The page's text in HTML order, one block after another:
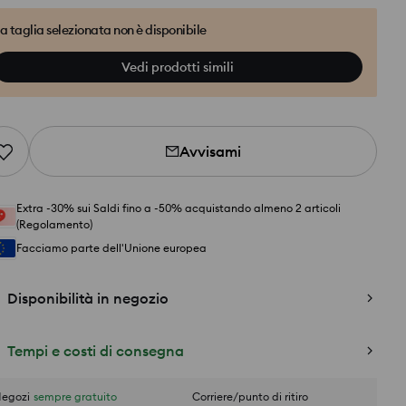
taglia selezionata non è disponibile
Vedi prodotti simili
Avvisami
Extra -30% sui Saldi fino a -50% acquistando almeno 2 articoli
(Regolamento)
Facciamo parte dell'Unione europea
Disponibilità in negozio
Tempi e costi di consegna
sempre gratuito Corriere/punto di ritiro